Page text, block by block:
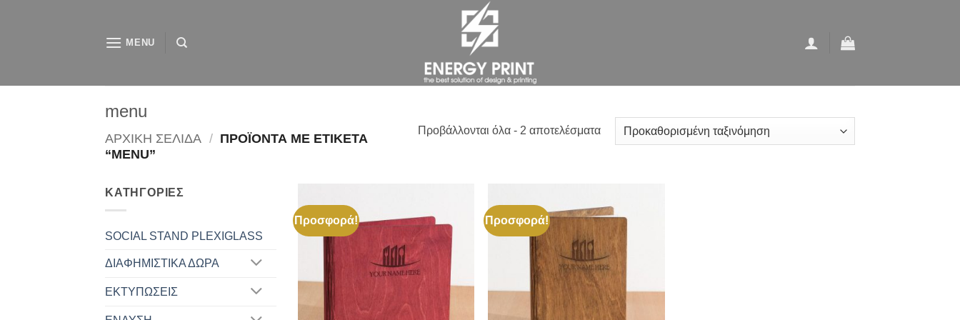
MENU
menu
ΑΡΧΙΚΉ ΣΕΛΊΔΑ / ΠΡΟΪΌΝΤΑ ΜΕ ΕΤΙΚΈΤΑ
“MENU”
Προβάλλονται όλα - 2 αποτελέσματα
ΚΑΤΗΓΟΡΊΕΣ
SOCIAL STAND PLEXIGLASS
ΔΙΑΦΗΜΙΣΤΙΚΑ ΔΩΡΑ
ΕΚΤΥΠΩΣΕΙΣ
Προσφορά! Προσφορά!